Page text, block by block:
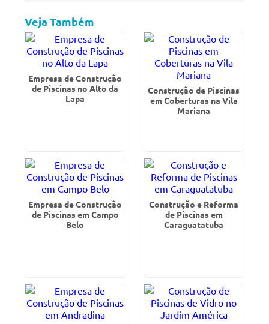
Veja Também
Empresa de Construção
de Piscinas no Alto da
Lapa
Construção de Piscinas
em Coberturas na Vila
Mariana
Empresa de Construção
de Piscinas em Campo
Belo
Construção e Reforma
de Piscinas em
Caraguatatuba